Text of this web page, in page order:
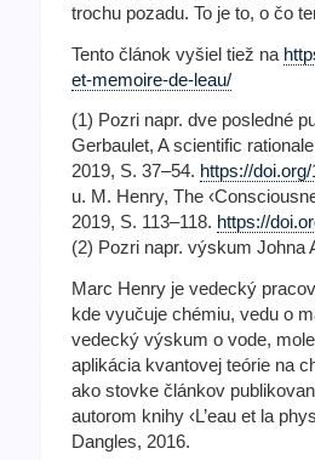
trochu pozadu. To je to, o čo
Tento článok vyšiel tiež na
et-memoire-de-leau/
(1) Pozri napr. dve posledné
Gerbaulet, A scientific
2019, S. 37–54. https://
u. M. Henry, The
2019, S. 113–118. https://
(2) Pozri napr. výskum Johna
Marc Henry je vedecký
kde vyučuje chémiu, vedu o
vedecký výskum o vode,
aplikácia kvantovej teórie na
ako stovke článkov
autorom knihy ‹L’eau et la
Dangles, 2016.